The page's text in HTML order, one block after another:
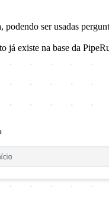
ser usadas
já existe na base da